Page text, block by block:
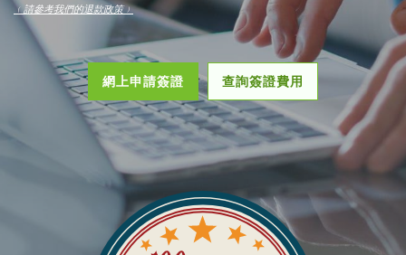
﹙請參考我們的退款政策﹚
網上申請簽證 查詢簽證費用